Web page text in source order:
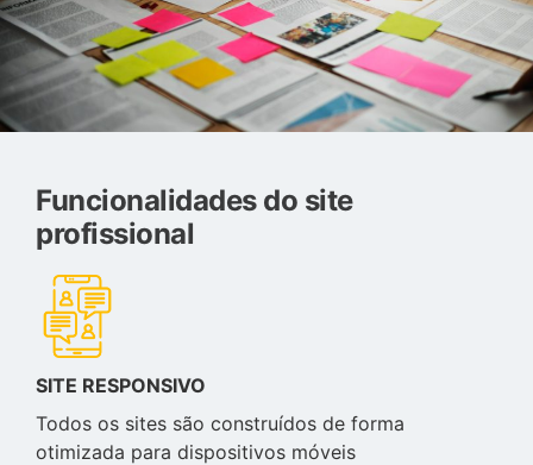
Funcionalidades do site
profissional
SITE RESPONSIVO
Todos os sites são construídos de forma
otimizada para dispositivos móveis